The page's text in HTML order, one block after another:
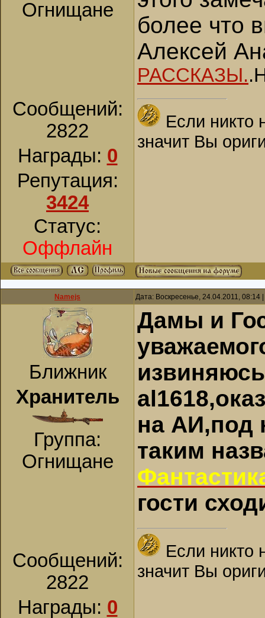
Огнищане
Сообщений:
2822
Награды: 0
Репутация:
3424
Статус:
Оффлайн
более что
Алексей
РАССКАЗЫ.
Если никто
значит Вы
Namejs Дата: Воскресенье, 24.04.2011,
Ближник
Хранитель
Группа:
Огнищане
Сообщений:
2822
Награды: 0
Дамы и
на АИ,под
таким
гости
Если никто
значит Вы